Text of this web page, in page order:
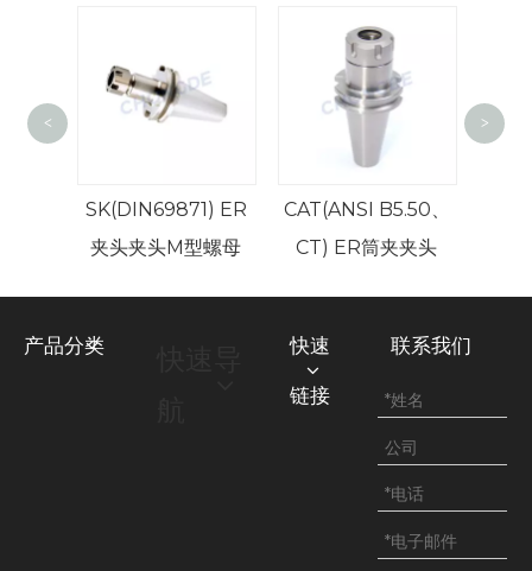
SK(DIN69871) ER
夹头夹头M型螺母
CAT(ANSI B5.50、
CT) ER筒夹夹头
超高
< >
产品分类 快速
链接
联系我们